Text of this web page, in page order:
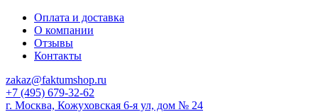
Оплата и доставка
О компании
Отзывы
Контакты
zakaz@faktumshop.ru
+7 (495) 679-32-62
г. Москва, Кожуховская 6-я ул, дом № 24